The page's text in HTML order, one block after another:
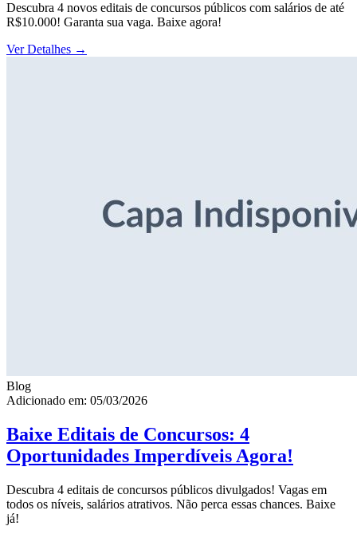
Descubra 4 novos editais de concursos públicos com salários de até
R$10.000! Garanta sua vaga. Baixe agora!
Ver Detalhes →
Blog
Adicionado em: 05/03/2026
Baixe Editais de Concursos: 4
Oportunidades Imperdíveis Agora!
Descubra 4 editais de concursos públicos divulgados! Vagas em
todos os níveis, salários atrativos. Não perca essas chances. Baixe
já!